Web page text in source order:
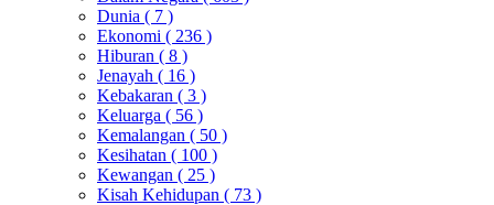
Dunia ( 7 )
Ekonomi ( 236 )
Hiburan ( 8 )
Jenayah ( 16 )
Kebakaran ( 3 )
Keluarga ( 56 )
Kemalangan ( 50 )
Kesihatan ( 100 )
Kewangan ( 25 )
Kisah Kehidupan ( 73 )